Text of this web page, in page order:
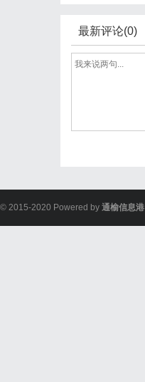
最新评论(0)
© 2015-2020 Powered by 通榆信息港